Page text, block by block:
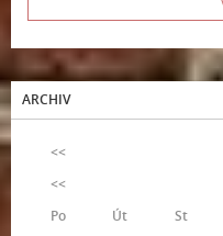
ARCHIV
<<
<<
Po
Út St